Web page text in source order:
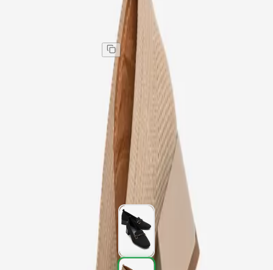
Kadın Triko Toka Detaylı Alçak Topuklu Ayakkabı Bej
Kadın Triko Toka Detaylı Alçak Topuklu Ayakkabı Bej
3.495,00 TL % 40